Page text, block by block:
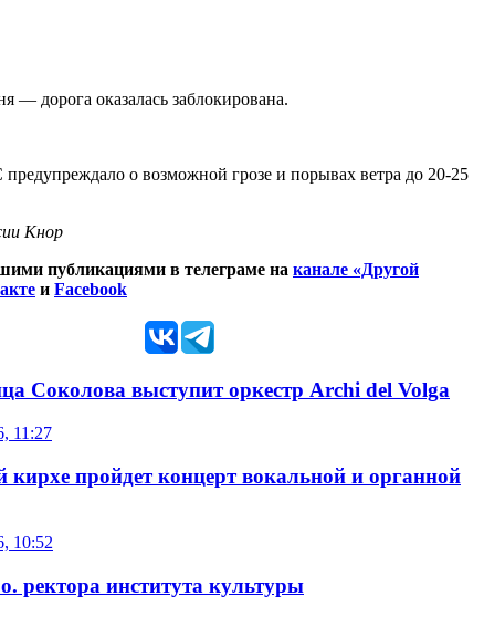
— дорога оказалась заблокирована.
о возможной грозе и порывах ветра до 20-25
Кнор
публикациями в телеграме на канале «Другой
и Facebook
Соколова выступит оркестр Archi del Volga
11:27
кирхе пройдет концерт вокальной и органной
10:52
ректора института культуры